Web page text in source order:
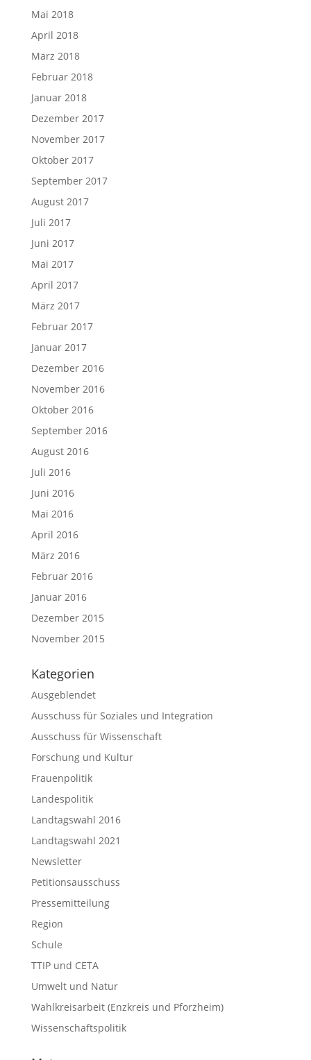
Mai 2018
April 2018
März 2018
Februar 2018
Januar 2018
Dezember 2017
November 2017
Oktober 2017
September 2017
August 2017
Juli 2017
Juni 2017
Mai 2017
April 2017
März 2017
Februar 2017
Januar 2017
Dezember 2016
November 2016
Oktober 2016
September 2016
August 2016
Juli 2016
Juni 2016
Mai 2016
April 2016
März 2016
Februar 2016
Januar 2016
Dezember 2015
November 2015
Kategorien
Ausgeblendet
Ausschuss für Soziales und Integration
Ausschuss für Wissenschaft
Forschung und Kultur
Frauenpolitik
Landespolitik
Landtagswahl 2016
Landtagswahl 2021
Newsletter
Petitionsausschuss
Pressemitteilung
Region
Schule
TTIP und CETA
Umwelt und Natur
Wahlkreisarbeit (Enzkreis und Pforzheim)
Wissenschaftspolitik